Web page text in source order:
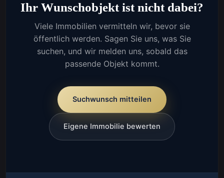
Ihr Wunschobjekt ist nicht dabei?
Viele Immobilien vermitteln wir, bevor sie
öffentlich werden. Sagen Sie uns, was Sie
suchen, und wir melden uns, sobald das
passende Objekt kommt.
Suchwunsch mitteilen
Eigene Immobilie bewerten